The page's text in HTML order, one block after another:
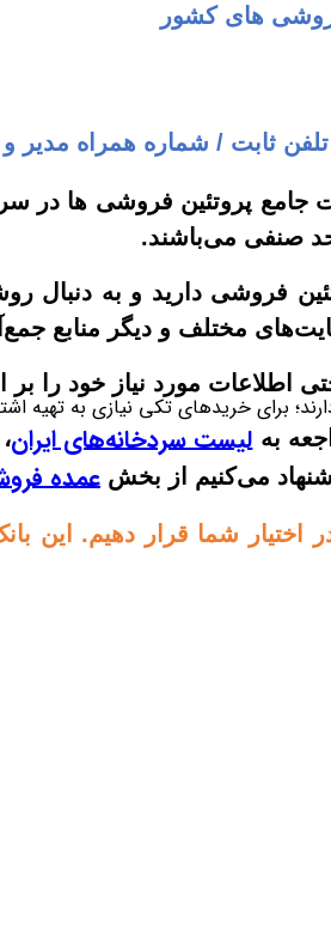
های کشور
ثابت / شماره همراه مدیر و
جامع پروتئین فروشی ها
صنفی می‌باشند.
فروشی دارید و به دنبال
مختلف و دیگر منابع
اطلاعات مورد نیاز خود
به لیست سردخانه‌های ایران
می‌کنیم از بخش عمده
اختیار شما قرار دهیم. این
برای خریدهای تکی نیازی به تهیه